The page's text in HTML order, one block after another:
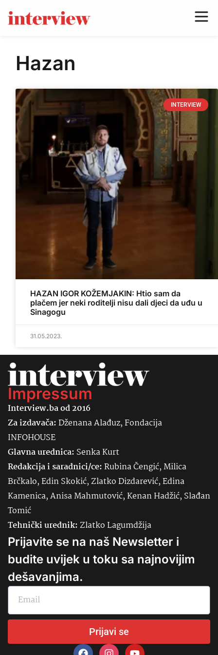
Hazan
INTERVIEW
HAZAN IGOR KOŽEMJAKIN: Htio sam da
plačem jer neki roditelji nisu dali djeci da uđu u
Sinagogu
31.05.2023.
Impressum
Interview.ba od 2016
Za izdavača:Dženana Alađuz, Fondacija
INFOHOUSE
Glavna urednica: SenkaKurt
Redakcija i saradnici/ce:Rubina Čengić, Milica
Brčkalo, Edin Skokić, Zlatko Dizdarević, Edina
Kamenica, Anisa Mahmutović, Kenan Hadžić, Slađan
Tomić
Tehnički urednik:Zlatko Lagumdžija
Prijavite se na naš Newsletter i
budite uvijek u toku sa najnovijim
dešavanjima.
Prijavi se